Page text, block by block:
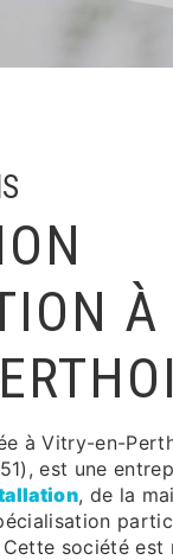
À
à Vitry-en-
est une
, de la
Cette société est